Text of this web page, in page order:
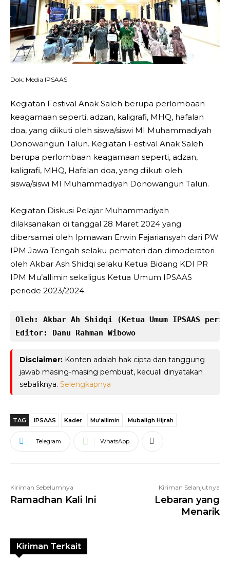
Dok: Media IPSAAS
Kegiatan Festival Anak Saleh berupa perlombaan
keagamaan seperti, adzan, kaligrafi, MHQ, hafalan
doa, yang diikuti oleh siswa/siswi MI Muhammadiyah
Donowangun Talun. Kegiatan Festival Anak Saleh
berupa perlombaan keagamaan seperti, adzan,
kaligrafi, MHQ, Hafalan doa, yang diikuti oleh
siswa/siswi MI Muhammadiyah Donowangun Talun.
Kegiatan Diskusi Pelajar Muhammadiyah
dilaksanakan di tanggal 28 Maret 2024 yang
dibersamai oleh Ipmawan Erwin Fajariansyah dari PW
IPM Jawa Tengah selaku pemateri dan dimoderatori
oleh Akbar Ash Shidqi selaku Ketua Bidang KDI PR
IPM Mu’allimin sekaligus Ketua Umum IPSAAS
periode 2023/2024.
Oleh: Akbar Ah Shidqi (Ketua Umum IPSAAS
Editor: Danu Rahman Wibowo
Disclaimer: Konten adalah hak cipta dan tanggung
jawab masing-masing pembuat, kecuali dinyatakan
sebaliknya. Selengkapnya
TAG IPSAAS Kader Mu'allimin Mubaligh Hijrah
Telegram WhatsApp
Kiriman Sebelumnya
Ramadhan Kali Ini
Kiriman Selanjutnya
Lebaran yang
Menarik
Kiriman Terkait